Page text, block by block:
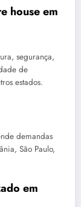
house em
segurança,
de
estados.
demandas
São Paulo,
em